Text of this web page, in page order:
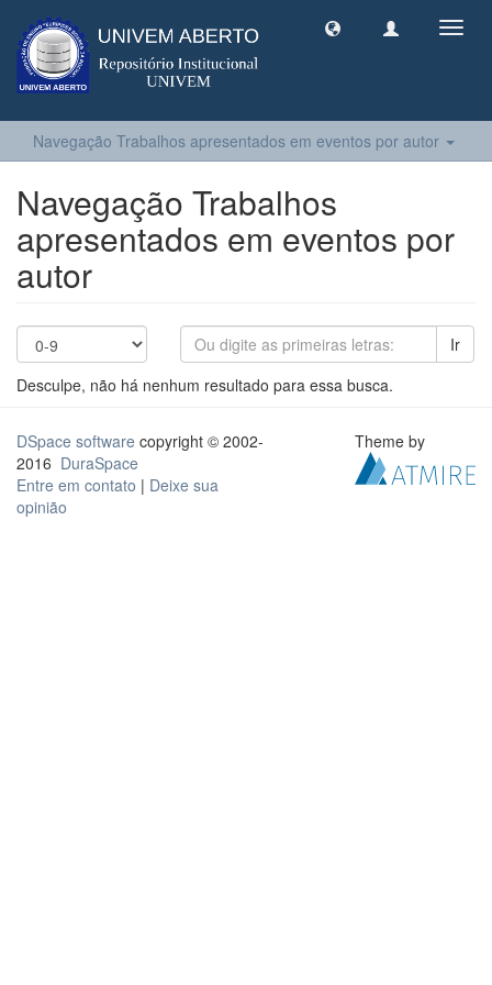
Navegação Trabalhos apresentados em eventos por autor
Navegação Trabalhos
apresentados em eventos por
autor
Ir
Desculpe, não há nenhum resultado para essa busca.
DSpace software copyright © 2002-
2016 DuraSpace
Entre em contato | Deixe sua
opinião
Theme by